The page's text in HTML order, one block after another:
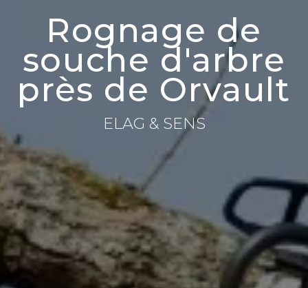
Rognage de
souche d'arbre
près de Orvault
ELAG & SENS